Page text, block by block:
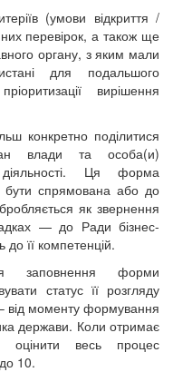
(умови відкриття /
перевірок, а також ще
органу, з яким мали
для подальшого
вирішення
конкретно поділитися
влади та особа(и)
діяльності. Ця форма
бути спрямована або до
як звернення
— до Ради бізнес-
її компетенцій.
заповнення форми
статус її розгляду
від моменту формування
держави. Коли отримає
оцінити весь процес
10.